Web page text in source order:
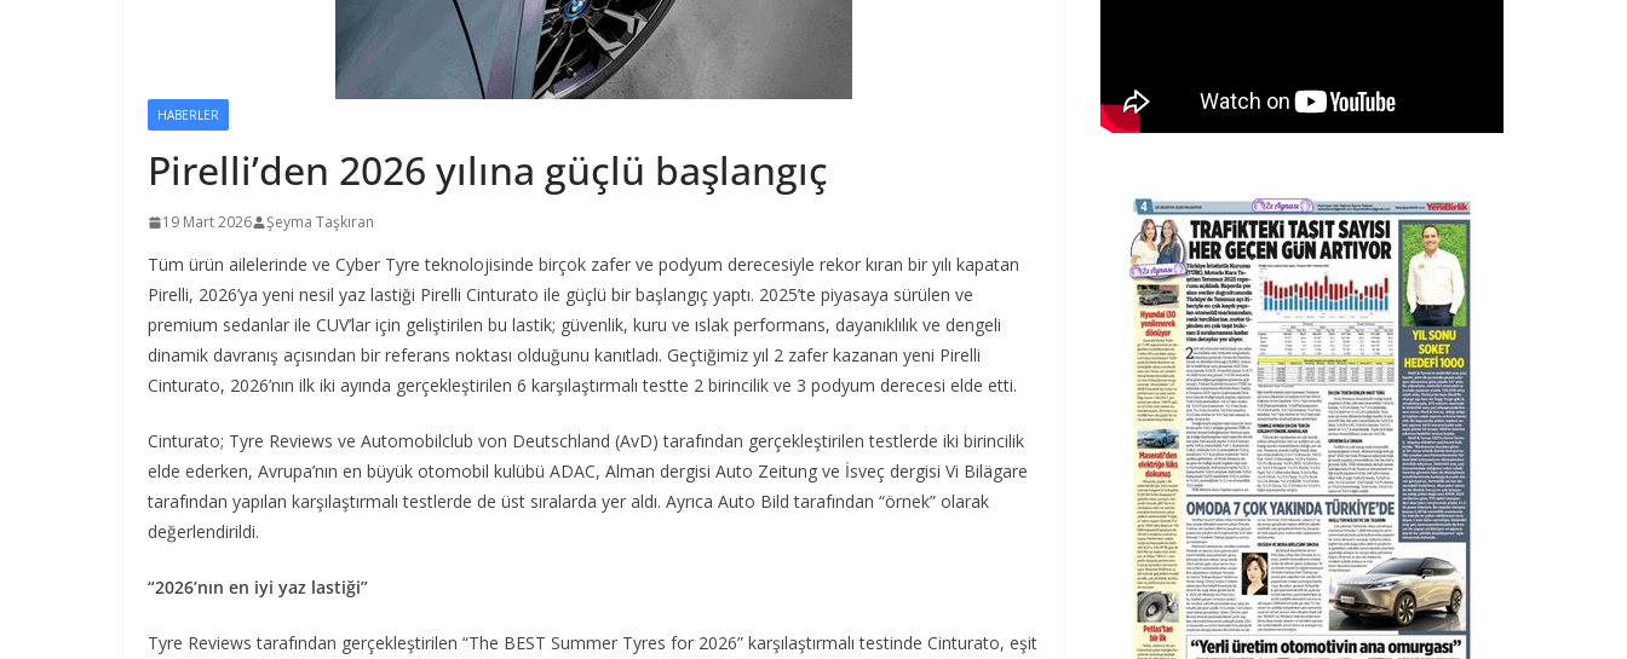
HABERLER
Pirelli’den 2026 yılına güçlü başlangıç
19 Mart 2026 Şeyma Taşkıran
Tüm ürün ailelerinde ve Cyber Tyre teknolojisinde birçok zafer ve podyum derecesiyle rekor kıran bir yılı kapatan
Pirelli, 2026’ya yeni nesil yaz lastiği Pirelli Cinturato ile güçlü bir başlangıç yaptı. 2025’te piyasaya sürülen ve
premium sedanlar ile CUV’lar için geliştirilen bu lastik; güvenlik, kuru ve ıslak performans, dayanıklılık ve dengeli
dinamik davranış açısından bir referans noktası olduğunu kanıtladı. Geçtiğimiz yıl 2 zafer kazanan yeni Pirelli
Cinturato, 2026’nın ilk iki ayında gerçekleştirilen 6 karşılaştırmalı testte 2 birincilik ve 3 podyum derecesi elde etti.
Cinturato; Tyre Reviews ve Automobilclub von Deutschland (AvD) tarafından gerçekleştirilen testlerde iki birincilik
elde ederken, Avrupa’nın en büyük otomobil kulübü ADAC, Alman dergisi Auto Zeitung ve İsveç dergisi Vi Bilägare
tarafından yapılan karşılaştırmalı testlerde de üst sıralarda yer aldı. Ayrıca Auto Bild tarafından “örnek” olarak
değerlendirildi.
“2026’nın en iyi yaz lastiği”
Tyre Reviews tarafından gerçekleştirilen “The BEST Summer Tyres for 2026” karşılaştırmalı testinde Cinturato, eşit